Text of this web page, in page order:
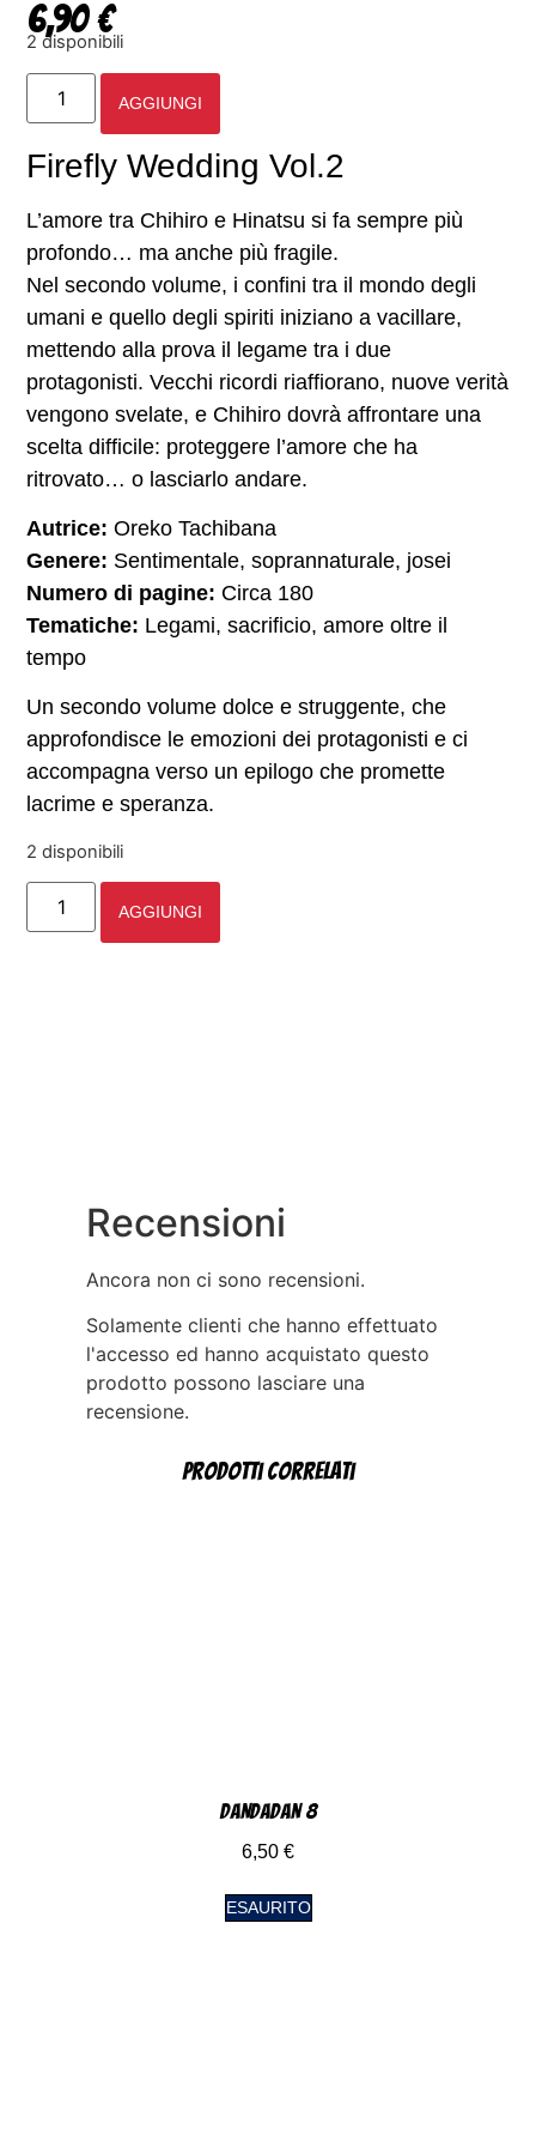
6,90€
2 disponibili
AGGIUNGI
Firefly Wedding Vol.2
L’amore tra Chihiro e Hinatsu si fa sempre più
profondo… ma anche più fragile.
Nel secondo volume, i confini tra il mondo degli
umani e quello degli spiriti iniziano a vacillare,
mettendo alla prova il legame tra i due
protagonisti. Vecchi ricordi riaffiorano, nuove verità
vengono svelate, e Chihiro dovrà affrontare una
scelta difficile: proteggere l’amore che ha
ritrovato… o lasciarlo andare.
Autrice: Oreko Tachibana
Genere: Sentimentale, soprannaturale, josei
Numero di pagine: Circa 180
Tematiche: Legami, sacrificio, amore oltre il
tempo
Un secondo volume dolce e struggente, che
approfondisce le emozioni dei protagonisti e ci
accompagna verso un epilogo che promette
lacrime e speranza.
2 disponibili
AGGIUNGI
Recensioni
Ancora non ci sono recensioni.
Solamente clienti che hanno effettuato
l'accesso ed hanno acquistato questo
prodotto possono lasciare una
recensione.
Prodotti correlati
DanDaDan 8
6,50 €
ESAURITO